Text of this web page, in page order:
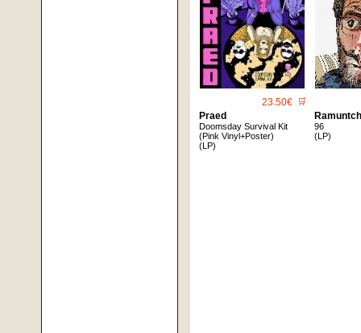
23.50€ 🛒
Praed
Doomsday Survival Kit
(Pink Vinyl+Poster)
(LP)
96
(LP)